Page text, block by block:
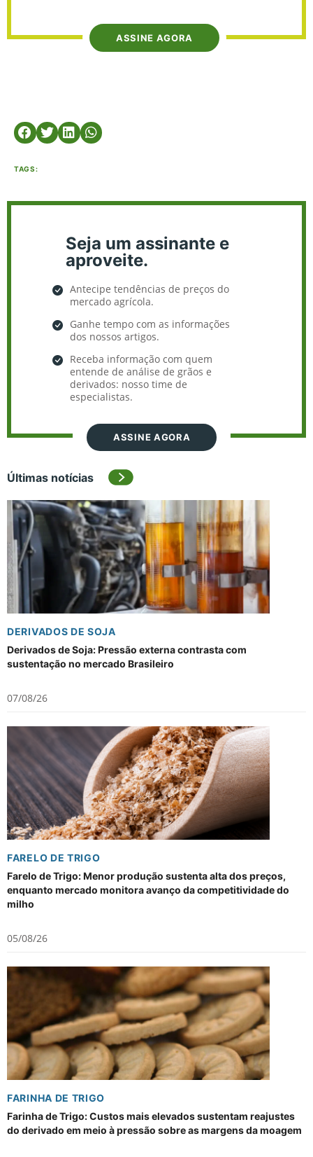
ASSINE AGORA
TAGS:
Seja um assinante e
aproveite.
Antecipe tendências de preços do
mercado agrícola.
Ganhe tempo com as informações
dos nossos artigos.
Receba informação com quem
entende de análise de grãos e
derivados: nosso time de
especialistas.
ASSINE AGORA
Últimas notícias
DERIVADOS DE SOJA
Derivados de Soja: Pressão externa contrasta com
sustentação no mercado Brasileiro
07/08/26
FARELO DE TRIGO
Farelo de Trigo: Menor produção sustenta alta dos preços,
enquanto mercado monitora avanço da competitividade do
milho
05/08/26
FARINHA DE TRIGO
Farinha de Trigo: Custos mais elevados sustentam reajustes
do derivado em meio à pressão sobre as margens da moagem